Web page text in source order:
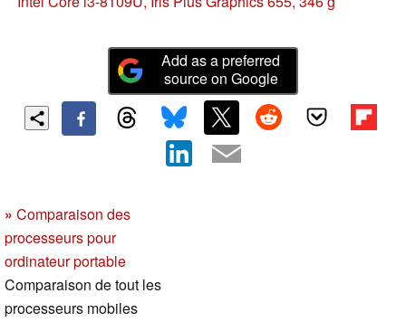
Add as a preferred
source on Google
» Comparaison des
processeurs pour
ordinateur portable
Comparaison de tout les
processeurs mobiles